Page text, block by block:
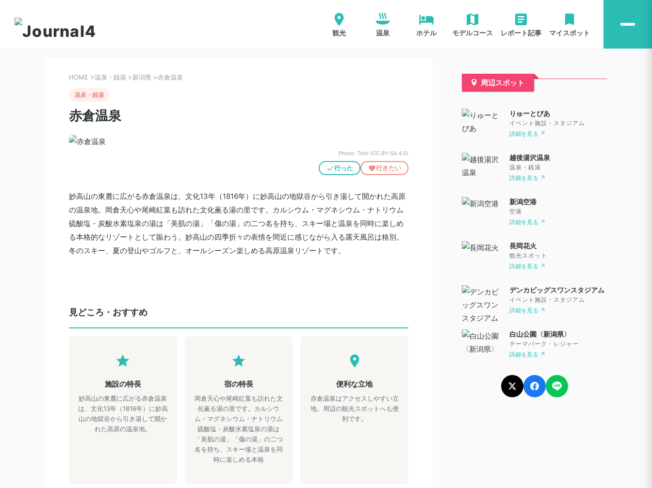
観光 温泉 ホテル モデルコース レポート記事 マイスポット
HOME >温泉・銭湯 >新潟県 >赤倉温泉
温泉・銭湯
赤倉温泉
Photo: Totti (CC BY-SA 4.0)
行った 行きたい
妙高山の東麓に広がる赤倉温泉は、文化13年（1816年）に妙高山の地獄谷から引き湯して開かれた高原
の温泉地。岡倉天心や尾崎紅葉も訪れた文化薫る湯の里です。カルシウム・マグネシウム・ナトリウム
硫酸塩・炭酸水素塩泉の湯は「美肌の湯」「傷の湯」の二つ名を持ち、スキー場と温泉を同時に楽しめ
る本格的なリゾートとして賑わう。妙高山の四季折々の表情を間近に感じながら入る露天風呂は格別。
冬のスキー、夏の登山やゴルフと、オールシーズン楽しめる高原温泉リゾートです。
見どころ・おすすめ
施設の特長
妙高山の東麓に広がる赤倉温泉
は、文化13年（1816年）に妙高
山の地獄谷から引き湯して開か
れた高原の温泉地。
宿の特長
岡倉天心や尾崎紅葉も訪れた文
化薫る湯の里です。カルシウ
ム・マグネシウム・ナトリウム
硫酸塩・炭酸水素塩泉の湯は
「美肌の湯」「傷の湯」の二つ
名を持ち、スキー場と温泉を同
時に楽しめる本格
便利な立地
赤倉温泉はアクセスしやすい立
地。周辺の観光スポットへも便
利です。
周辺スポット
りゅーとぴあ
イベント施設・スタジアム
詳細を見る ↗
越後湯沢温泉
温泉・銭湯
詳細を見る ↗
新潟空港
空港
詳細を見る ↗
長岡花火
観光スポット
詳細を見る ↗
デンカビッグスワンスタジアム
イベント施設・スタジアム
詳細を見る ↗
白山公園〈新潟県〉
テーマパーク・レジャー
詳細を見る ↗